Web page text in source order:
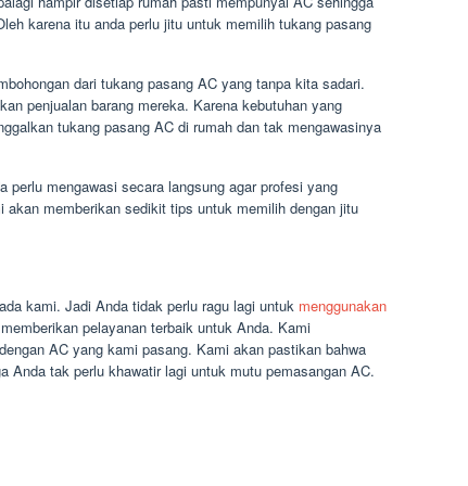
karena itu anda perlu jitu untuk memilih tukang pasang
dari tukang pasang AC yang tanpa kita sadari.
penjualan barang mereka. Karena kebutuhan yang
tukang pasang AC di rumah dan tak mengawasinya
perlu mengawasi secara langsung agar profesi yang
memberikan sedikit tips untuk memilih dengan jitu
kami. Jadi Anda tidak perlu ragu lagi untuk menggunakan
pelayanan terbaik untuk Anda. Kami
AC yang kami pasang. Kami akan pastikan bahwa
Anda tak perlu khawatir lagi untuk mutu pemasangan AC.